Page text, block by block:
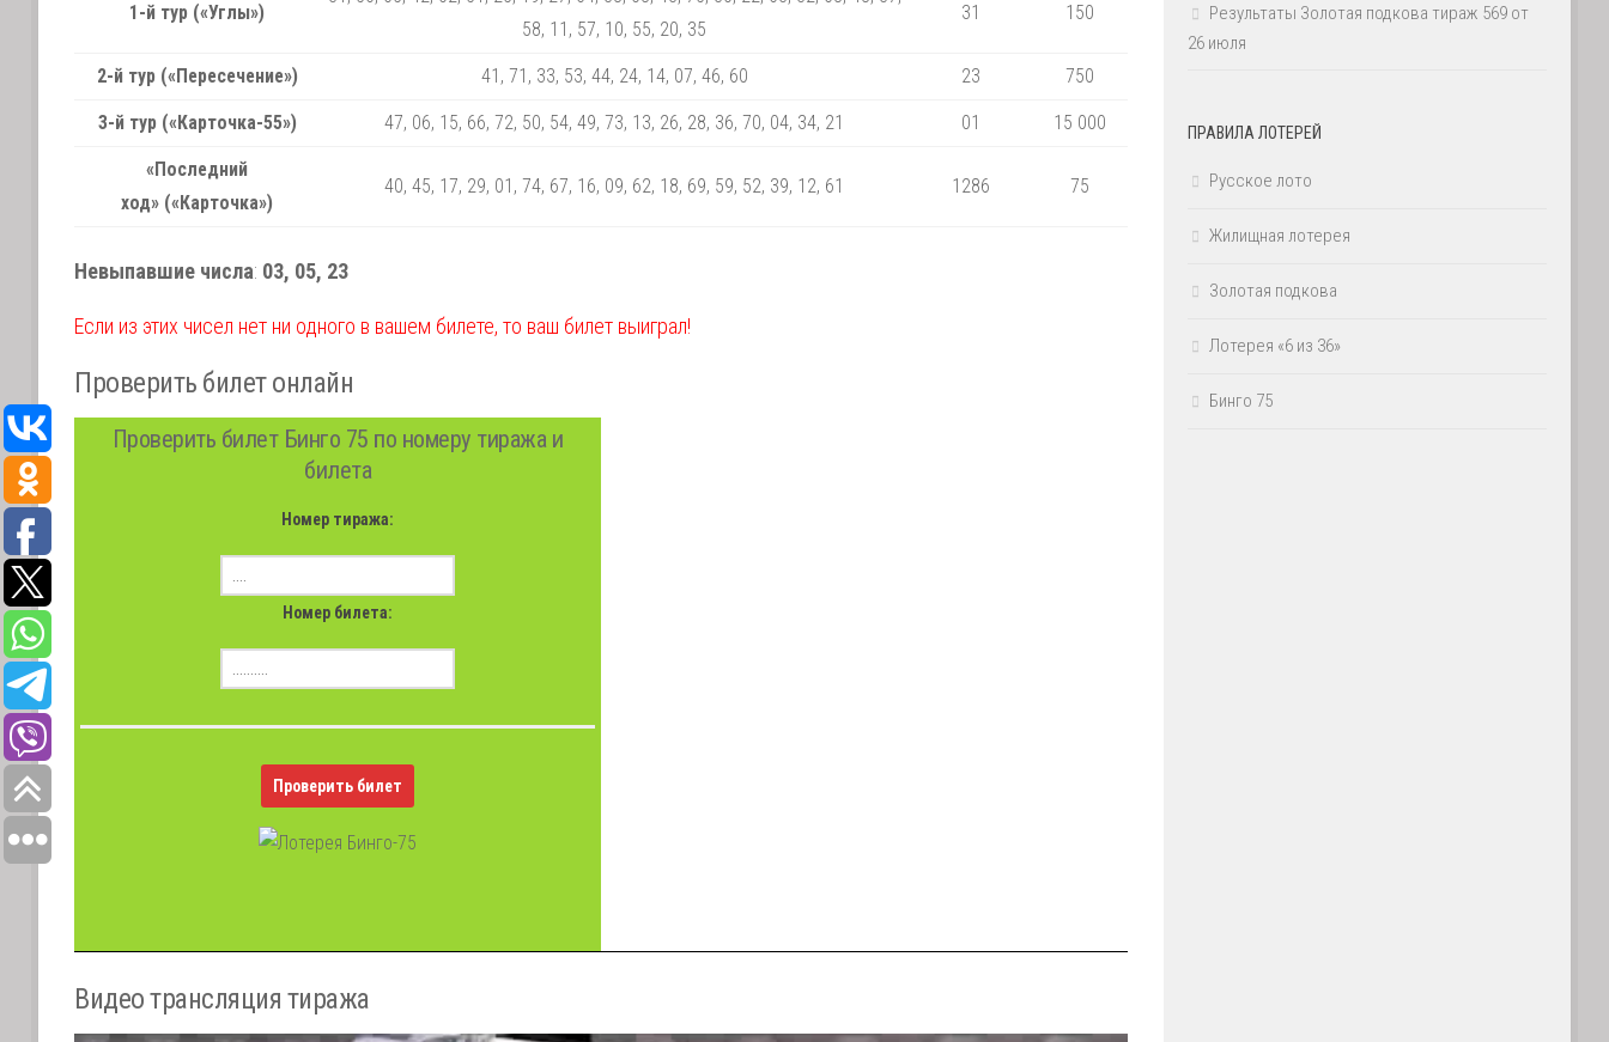
1-й тур («Углы»)
58, 11, 57, 10, 55, 20, 35
31 150
2-й тур («Пересечение») 41, 71, 33, 53, 44, 24, 14, 07, 46, 60 23 750
3-й тур («Карточка-55») 47, 06, 15, 66, 72, 50, 54, 49, 73, 13, 26, 28, 36, 70, 04, 34, 21 01 15 000
«Последний
ход» («Карточка»)
40, 45, 17, 29, 01, 74, 67, 16, 09, 62, 18, 69, 59, 52, 39, 12, 61 1286 75
Невыпавшие числа: 03, 05, 23
Если из этих чисел нет ни одного в вашем билете, то ваш билет выиграл!
Проверить билет онлайн
Проверить билет Бинго 75 по номеру тиража и
билета
Номер тиража:
Номер билета:
Проверить билет
Видео трансляция тиража
Результаты Золотая подкова тираж 569 от
26 июля
ПРАВИЛА ЛОТЕРЕЙ
Русское лото
Жилищная лотерея
Золотая подкова
Лотерея «6 из 36»
Бинго 75